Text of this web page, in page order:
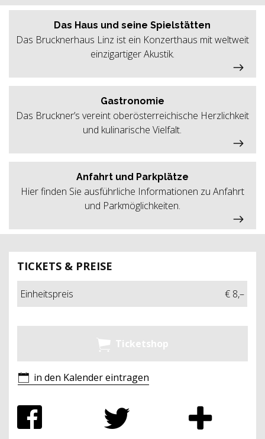
TICKETS & PREISE
Einheitspreis € 8,–
Ticketshop
in den Kalender eintragen
Das Haus und seine Spielstätten
Das Brucknerhaus Linz ist ein Konzerthaus mit weltweit
einzigartiger Akustik.
Gastronomie
Das Bruckner’s vereint oberösterreichische Herzlichkeit
und kulinarische Vielfalt.
Anfahrt und Parkplätze
Hier finden Sie ausführliche Informationen zu Anfahrt
und Parkmöglichkeiten.